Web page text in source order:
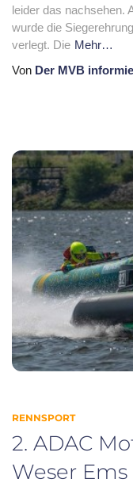
leider das nachsehen.
wurde die
verlegt. Die Mehr…
Von Der MVB
RENNSPORT
2. ADAC
Weser